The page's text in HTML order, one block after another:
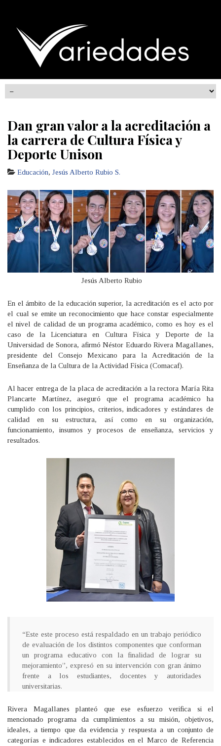
Dan gran valor a la acreditación a
la carrera de Cultura Física y
Deporte Unison
Educación, Jesús Alberto Rubio S.
Jesús Alberto Rubio
En el ámbito de la educación superior, la acreditación es el acto por
el cual se emite un reconocimiento que hace constar especialmente
el nivel de calidad de un programa académico, como es hoy es el
caso de la Licenciatura en Cultura Física y Deporte de la
Universidad de Sonora, afirmó Néstor Eduardo Rivera Magallanes,
presidente del Consejo Mexicano para la Acreditación de la
Enseñanza de la Cultura de la Actividad Física (Comacaf).
Al hacer entrega de la placa de acreditación a la rectora María Rita
Plancarte Martínez, aseguró que el programa académico ha
cumplido con los principios, criterios, indicadores y estándares de
calidad en su estructura, así como en su organización,
funcionamiento, insumos y procesos de enseñanza, servicios y
resultados.
“Este este proceso está respaldado en un trabajo periódico
de evaluación de los distintos componentes que conforman
un programa educativo con la finalidad de lograr su
mejoramiento”, expresó en su intervención con gran ánimo
frente a los estudiantes, docentes y autoridades
universitarias.
Rivera Magallanes planteó que ese esfuerzo verifica si el
mencionado programa da cumplimientos a su misión, objetivos,
ideales, a tiempo que da evidencia y respuesta a un conjunto de
categorías e indicadores establecidos en el Marco de Referencia